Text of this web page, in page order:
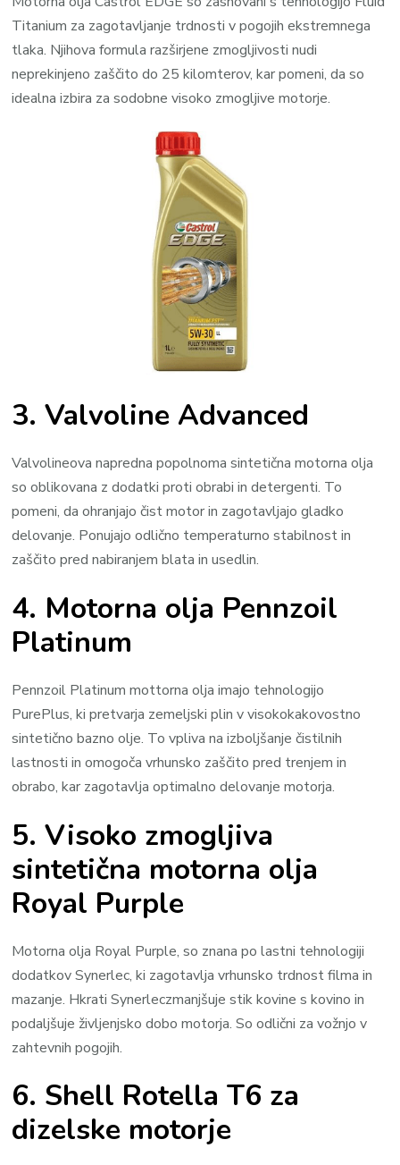
Titanium za zagotavljanje trdnosti v pogojih ekstremnega
tlaka. Njihova formula razširjene zmogljivosti nudi
neprekinjeno zaščito do 25 kilomterov, kar pomeni, da so
idealna izbira za sodobne visoko zmogljive motorje.
3. Valvoline Advanced
Valvolineova napredna popolnoma sintetična motorna olja
so oblikovana z dodatki proti obrabi in detergenti. To
pomeni, da ohranjajo čist motor in zagotavljajo gladko
delovanje. Ponujajo odlično temperaturno stabilnost in
zaščito pred nabiranjem blata in usedlin.
4. Motorna olja Pennzoil
Platinum
Pennzoil Platinum mottorna olja imajo tehnologijo
PurePlus, ki pretvarja zemeljski plin v visokokakovostno
sintetično bazno olje. To vpliva na izboljšanje čistilnih
lastnosti in omogoča vrhunsko zaščito pred trenjem in
obrabo, kar zagotavlja optimalno delovanje motorja.
5. Visoko zmogljiva
sintetična motorna olja
Royal Purple
Motorna olja Royal Purple, so znana po lastni tehnologiji
dodatkov Synerlec, ki zagotavlja vrhunsko trdnost filma in
mazanje. Hkrati Synerleczmanjšuje stik kovine s kovino in
podaljšuje življenjsko dobo motorja. So odlični za vožnjo v
zahtevnih pogojih.
6. Shell Rotella T6 za
dizelske motorje